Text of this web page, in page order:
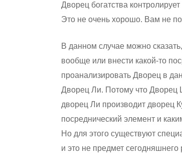
Дворец богатства
Это не очень хорошо. Вам не
В данном случае можно
вообще или внести какой-то
проанализировать Дворец в
Дворец Ли. Потому что Дворец
дворец Ли производит дворец
посреднический элемент и
Но для этого существуют
и это не предмет сегодняшнего